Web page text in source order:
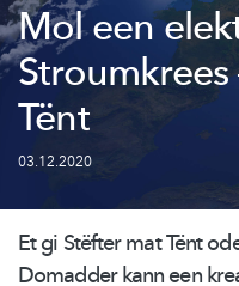
Mol een
Tënt
03.12.2020
Et gi Stëfter mat Tënt
Domadder kann een